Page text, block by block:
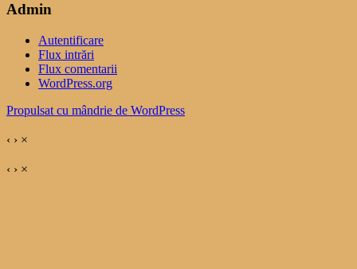
Admin
Autentificare
Flux intrări
Flux comentarii
WordPress.org
Propulsat cu mândrie de WordPress
‹ › ×
‹ › ×